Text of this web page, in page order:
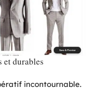
et durables
incontournable.